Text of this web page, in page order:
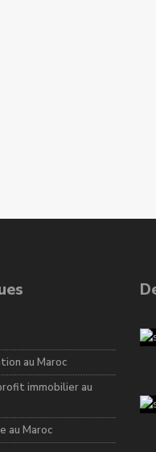
au Maroc
immobilier au
au Maroc